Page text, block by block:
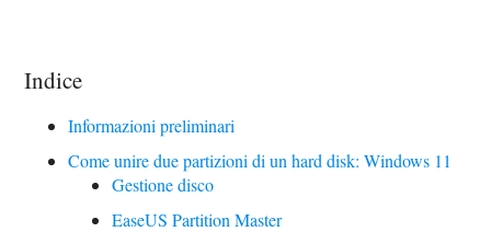
Indice
Informazioni preliminari
Come unire due partizioni di un hard disk: Windows 11
Gestione disco
EaseUS Partition Master